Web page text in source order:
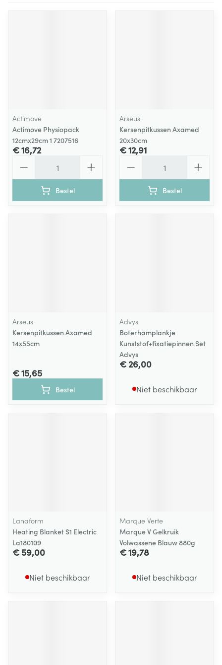
Actimove
Actimove Physiopack
12cmx29cm 1 7207516
€ 16,72
Bestel
Arseus
Kersenpitkussen Axamed
20x30cm
€ 12,91
Bestel
Arseus
Kersenpitkussen Axamed
14x55cm
€ 15,65
Bestel
Advys
Boterhamplankje
Kunststof+fixatiepinnen Set
Advys
€ 26,00
Niet beschikbaar
Lanaform
Heating Blanket S1 Electric
La180109
€ 59,00
Niet beschikbaar
Marque Verte
Marque V Gelkruik
Volwassene Blauw 880g
€ 19,78
Niet beschikbaar